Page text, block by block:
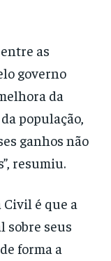
as
governo
da
população,
ganhos não
resumiu.
Civil é que a
sobre seus
forma a